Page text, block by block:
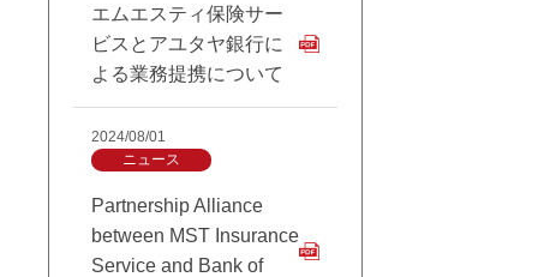
エムエスティ保険サー
ビスとアユタヤ銀行に
よる業務提携について
2024/08/01
ニュース
Partnership Alliance
between MST Insurance
Service and Bank of